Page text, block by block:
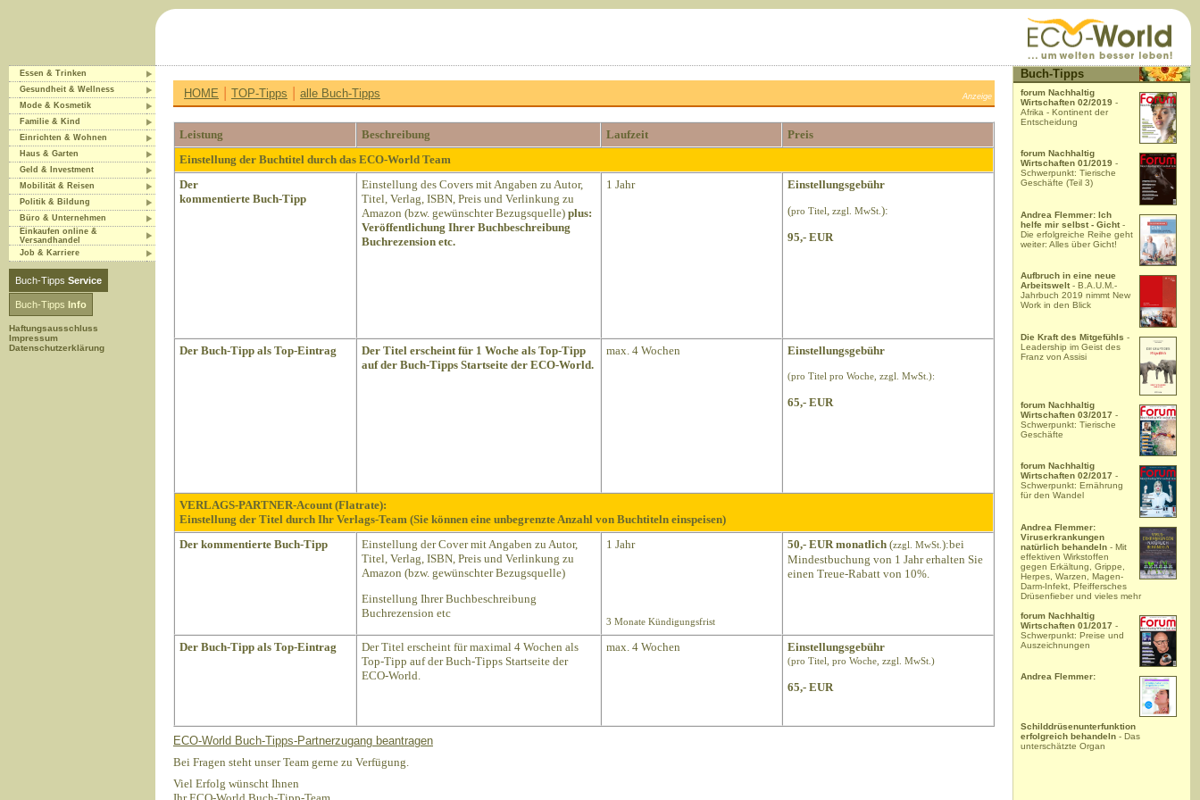
Essen & Trinken
Gesundheit & Wellness
Mode & Kosmetik
Familie & Kind
Einrichten & Wohnen
Haus & Garten
Geld & Investment
Mobilität & Reisen
Politik & Bildung
Büro & Unternehmen
Einkaufen online &
Versandhandel
Job & Karriere
Buch-Tipps Service
Buch-Tipps Info
Haftungsausschluss
Impressum
Datenschutzerklärung
HOME | TOP-Tipps | alle Buch-Tipps Anzeige
Leistung Beschreibung Laufzeit
Preis
Einstellung der Buchtitel durch das ECO-World Team
Der
kommentierte Buch-Tipp
Einstellung des Covers mit Angaben zu Autor,
Titel, Verlag, ISBN, Preis und Verlinkung zu
Amazon (bzw. gewünschter Bezugsquelle) plus:
Veröffentlichung Ihrer Buchbeschreibung
Buchrezension etc.
1 Jahr
Einstellungsgebühr
(pro Titel, zzgl. MwSt. ):
95,- EUR
Der Buch-Tipp als Top-Eintrag
Der Titel erscheint für 1 Woche als Top-Tipp
auf der Buch-Tipps Startseite der ECO-World.
max. 4 Wochen Einstellungsgebühr
(pro Titel pro Woche, zzgl. MwSt.):
65,- EUR
VERLAGS-PARTNER-Acount (Flatrate):
Einstellung der Titel durch Ihr Verlags-Team (Sie können eine unbegrenzte Anzahl von Buchtiteln einspeisen)
Der kommentierte Buch-Tipp
Einstellung der Cover mit Angaben zu Autor,
Titel, Verlag, ISBN, Preis und Verlinkung zu
Amazon (bzw. gewünschter Bezugsquelle)
Einstellung Ihrer Buchbeschreibung
Buchrezension etc
1 Jahr
3 Monate Kündigungsfrist
50,- EUR monatlich (zzgl. MwSt. ):bei
Mindestbuchung von 1 Jahr erhalten Sie
einen Treue-Rabatt von 10%.
Der Buch-Tipp als Top-Eintrag
Der Titel erscheint für maximal 4 Wochen als
Top-Tipp auf der Buch-Tipps Startseite der
ECO-World.
max. 4 Wochen Einstellungsgebühr
(pro Titel, pro Woche, zzgl. MwSt.)
65,- EUR
ECO-World Buch-Tipps-Partnerzugang beantragen
Bei Fragen steht unser Team gerne zu Verfügung.
Viel Erfolg wünscht Ihnen
Buch-Tipps
forum Nachhaltig
Wirtschaften 02/2019 -
Afrika - Kontinent der
Entscheidung
forum Nachhaltig
Wirtschaften 01/2019 -
Schwerpunkt: Tierische
Geschäfte (Teil 3)
Andrea Flemmer: Ich
helfe mir selbst - Gicht -
Die erfolgreiche Reihe geht
weiter: Alles über Gicht!
Aufbruch in eine neue
Arbeitswelt - B.A.U.M.-
Jahrbuch 2019 nimmt New
Work in den Blick
Die Kraft des Mitgefühls -
Leadership im Geist des
Franz von Assisi
forum Nachhaltig
Wirtschaften 03/2017 -
Schwerpunkt: Tierische
Geschäfte
forum Nachhaltig
Wirtschaften 02/2017 -
Schwerpunkt: Ernährung
für den Wandel
Andrea Flemmer:
Viruserkrankungen
natürlich behandeln - Mit
effektiven Wirkstoffen
gegen Erkältung, Grippe,
Herpes, Warzen, Magen-
Darm-Infekt, Pfeiffersches
Drüsenfieber und vieles mehr
forum Nachhaltig
Wirtschaften 01/2017 -
Schwerpunkt: Preise und
Auszeichnungen
Andrea Flemmer:
Schilddrüsenunterfunktion
erfolgreich behandeln - Das
unterschätzte Organ